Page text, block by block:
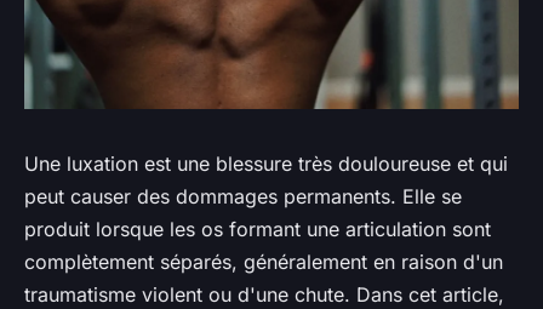
Une luxation est une blessure très douloureuse et qui
peut causer des dommages permanents. Elle se
produit lorsque les os formant une articulation sont
complètement séparés, généralement en raison d'un
traumatisme violent ou d'une chute. Dans cet article,